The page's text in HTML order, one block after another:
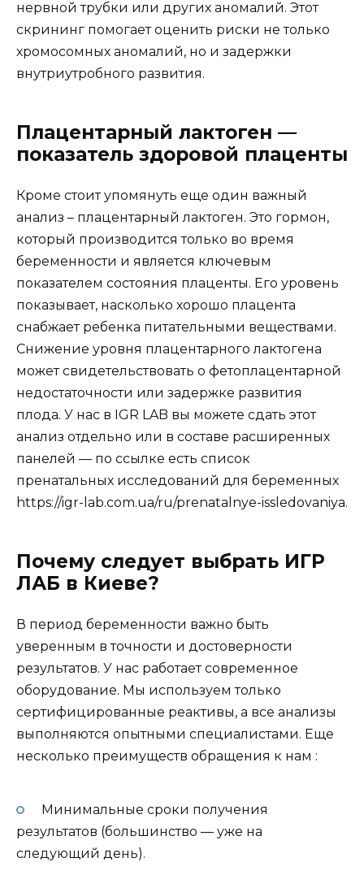
нервной трубки или других аномалий. Этот
скрининг помогает оценить риски не только
хромосомных аномалий, но и задержки
внутриутробного развития.
Плацентарный лактоген —
показатель здоровой плаценты
Кроме стоит упомянуть еще один важный
анализ – плацентарный лактоген. Это гормон,
который производится только во время
беременности и является ключевым
показателем состояния плаценты. Его уровень
показывает, насколько хорошо плацента
снабжает ребенка питательными веществами.
Снижение уровня плацентарного лактогена
может свидетельствовать о фетоплацентарной
недостаточности или задержке развития
плода. У нас в IGR LAB вы можете сдать этот
анализ отдельно или в составе расширенных
панелей — по ссылке есть список
пренатальных исследований для беременных
https://igr-lab.com.ua/ru/prenatalnye-issledovaniya.
Почему следует выбрать ИГР
ЛАБ в Киеве?
В период беременности важно быть
уверенным в точности и достоверности
результатов. У нас работает современное
оборудование. Мы используем только
сертифицированные реактивы, а все анализы
выполняются опытными специалистами. Еще
несколько преимуществ обращения к нам :
Минимальные сроки получения
результатов (большинство — уже на
следующий день).